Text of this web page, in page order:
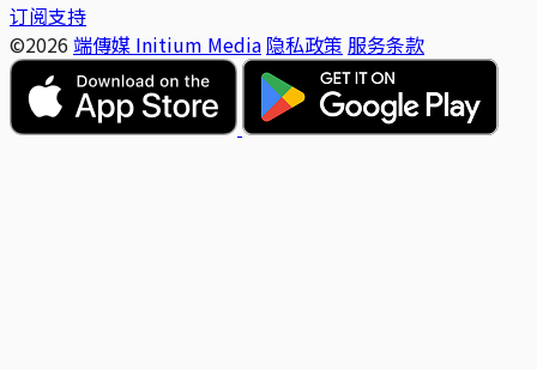
订阅支持
©2026 端傳媒 Initium Media 隐私政策 服务条款